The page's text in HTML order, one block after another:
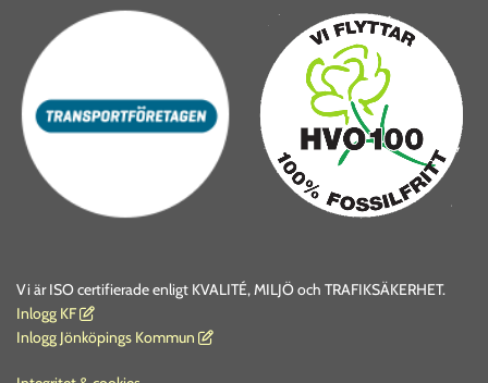
Vi är ISO certifierade enligt KVALITÉ, MILJÖ och TRAFIKSÄKERHET.
Inlogg KF 
Inlogg Jönköpings Kommun 